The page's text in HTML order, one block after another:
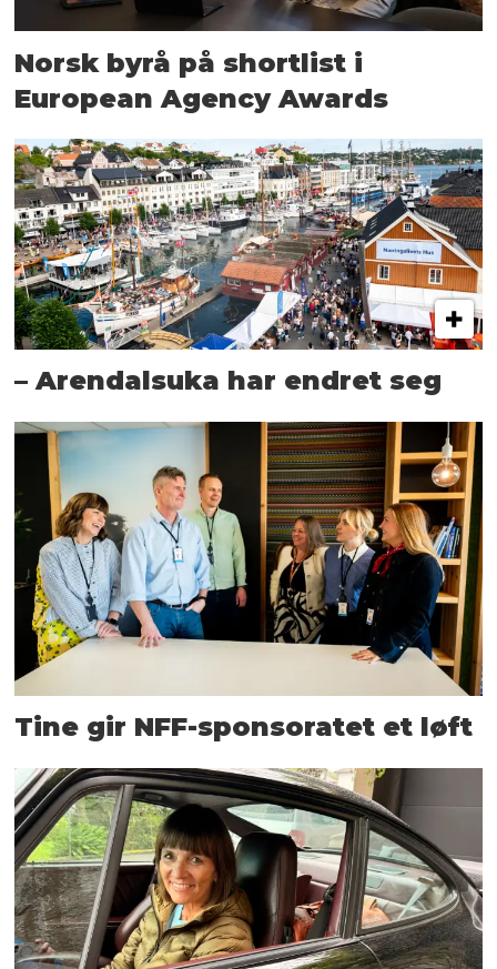
Norsk byrå på shortlist i
European Agency Awards
– Arendalsuka har endret seg
Tine gir NFF-sponsoratet et løft